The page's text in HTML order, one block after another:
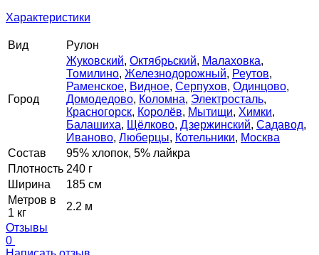
Характеристики
Вид Рулон
Город
Жуковский, Октябрьский, Малаховка,
Томилино, Железнодорожный, Реутов,
Раменское, Видное, Серпухов, Одинцово,
Домодедово, Коломна, Электросталь,
Красногорск, Королёв, Мытищи, Химки,
Балашиха, Щёлково, Дзержинский, Садавод,
Иваново, Люберцы, Котельники, Москва
Состав
95% хлопок, 5% лайкра
Плотность 240 г
Ширина
185 см
Метров в
1 кг
2.2 м
Отзывы
0